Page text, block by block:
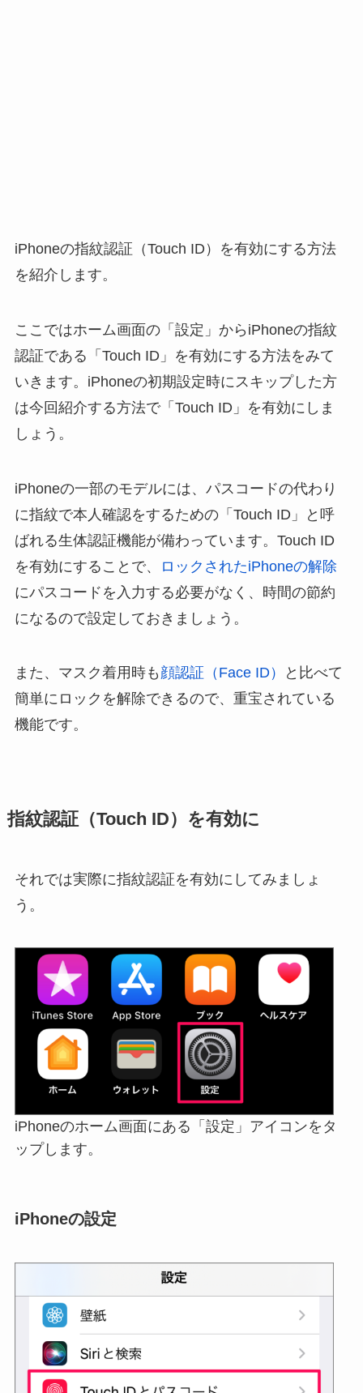
iPhoneの指紋認証（Touch ID）を有効にする方法
を紹介します。
ここではホーム画面の「設定」からiPhoneの指紋
認証である「Touch ID」を有効にする方法をみて
いきます。iPhoneの初期設定時にスキップした方
は今回紹介する方法で「Touch ID」を有効にしま
しょう。
iPhoneの一部のモデルには、パスコードの代わり
に指紋で本人確認をするための「Touch ID」と呼
ばれる生体認証機能が備わっています。Touch ID
を有効にすることで、
ロックされたiPhoneの解除
にパスコードを入力する必要がなく、時間の節約
になるので設定しておきましょう。
また、マスク着用時も 顔認証（Face ID）
と比べて
簡単にロックを解除できるので、重宝されている
機能です。
指紋認証（Touch ID）を有効に
それでは実際に指紋認証を有効にしてみましょ
う。
iPhoneのホーム画面にある「設定」アイコンをタ
ップします。
iPhoneの設定